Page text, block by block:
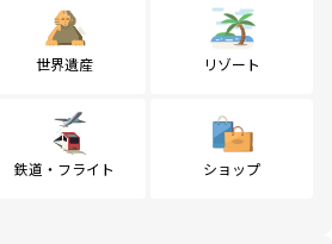
世界遺産 リゾート
鉄道・フライト ショップ